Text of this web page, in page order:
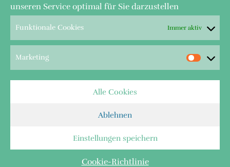
unseren Service optimal für Sie darzustellen
Funktionale Cookies Immer aktiv
Marketing
Alle Cookies
Ablehnen
Einstellungen speichern
Cookie-Richtlinie
© Wappen-Immobilien GmbH, 1995 – 2026
Kay Mengelbier
UID - Nr.: DE 124 088 747
Postfach 130145 - 44795 Bochum
info@wappen-immobilien.de
Datenschutz & mehr
Cookie-Richtlinie (EU)